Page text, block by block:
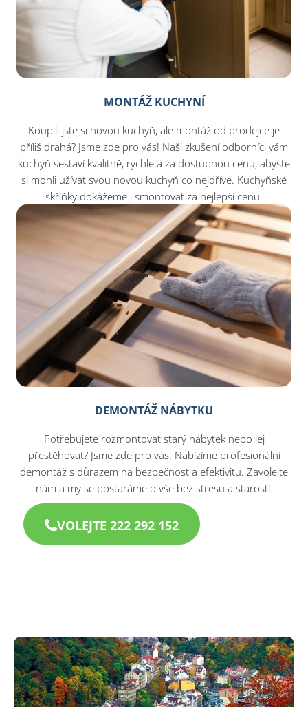
MONTÁŽ KUCHYNÍ
Koupili jste si novou kuchyň, ale montáž od prodejce je
příliš drahá? Jsme zde pro vás! Naši zkušení odborníci vám
kuchyň sestaví kvalitně, rychle a za dostupnou cenu, abyste
si mohli užívat svou novou kuchyň co nejdříve. Kuchyňské
skříňky dokážeme i smontovat za nejlepší cenu.​
DEMONTÁŽ NÁBYTKU
Potřebujete rozmontovat starý nábytek nebo jej
přestěhovat? Jsme zde pro vás. Nabízíme profesionální
demontáž s důrazem na bezpečnost a efektivitu. Zavolejte
nám a my se postaráme o vše bez stresu a starostí.​
VOLEJTE 222 292 152